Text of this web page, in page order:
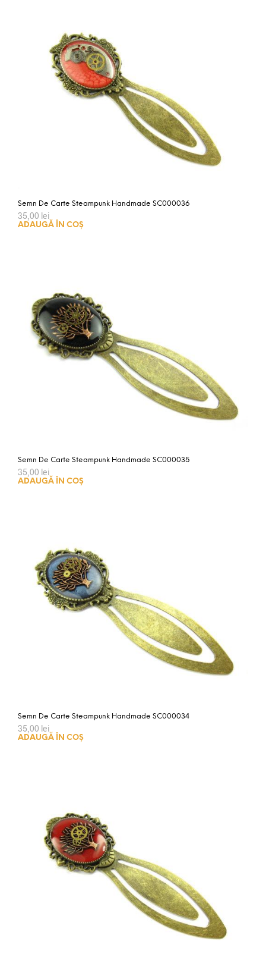
Semn De Carte Steampunk Handmade SC000036
35,00 lei
ADAUGĂ ÎN COȘ
Semn De Carte Steampunk Handmade SC000035
35,00 lei
ADAUGĂ ÎN COȘ
Semn De Carte Steampunk Handmade SC000034
35,00 lei
ADAUGĂ ÎN COȘ